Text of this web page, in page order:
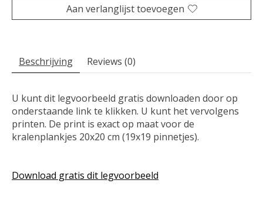
Aan verlanglijst toevoegen
Beschrijving Reviews (0)
U kunt dit legvoorbeeld gratis downloaden door op
onderstaande link te klikken. U kunt het vervolgens
printen. De print is exact op maat voor de
kralenplankjes 20x20 cm (19x19 pinnetjes).
Download gratis dit legvoorbeeld